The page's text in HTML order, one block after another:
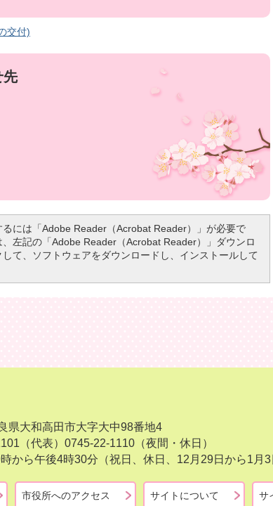
交付)
先
るには「Adobe Reader（Acrobat Reader）」が必要で
左記の「Adobe Reader（Acrobat Reader）」ダウンロ
て、ソフトウェアをダウンロードし、インストールして
大和高田市大字大中98番地4
（代表） 0745-22-1110（夜間・休日）
から午後4時30分（祝日、休日、12月29日から1月
市役所へのアクセス サイトについて サ